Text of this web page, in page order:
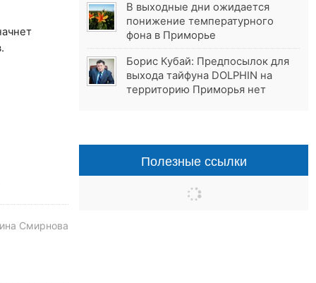
Смирнова
В выходные дни ожидается
понижение температурного
фона в Приморье
Борис Кубай: Предпосылок для
выхода тайфуна DOLPHIN на
территорию Приморья нет
Полезные ссылки